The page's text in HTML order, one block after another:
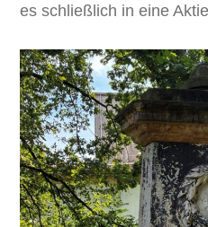
es schließlich in eine